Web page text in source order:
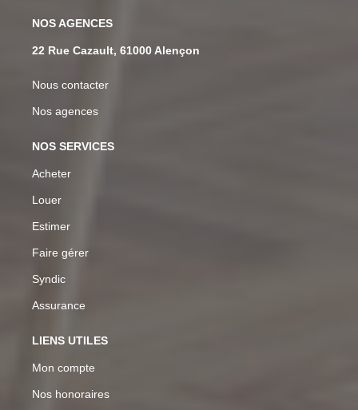
NOS AGENCES
22 Rue Cazault, 61000 Alençon
Nous contacter
Nos agences
NOS SERVICES
Acheter
Louer
Estimer
Faire gérer
Syndic
Assurance
LIENS UTILES
Mon compte
Nos honoraires